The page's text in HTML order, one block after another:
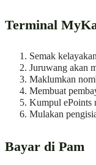
Terminal
Semak
Juruwang akan
Maklumkan
Membuat
Kumpul ePoints
Mulakan
Bayar di Pam